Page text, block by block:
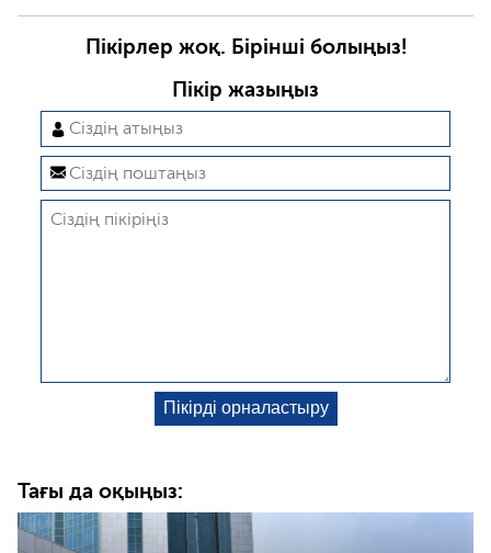
Пікірлер жоқ. Бірінші болыңыз!
Пікір жазыңыз
Тағы да оқыңыз: